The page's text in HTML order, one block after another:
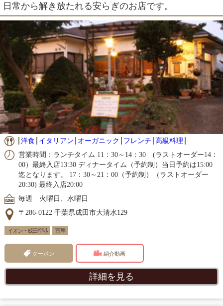
日常から解き放たれる安らぎのお店です。
洋食 イタリアン オーガニック フレンチ 高級料理
営業時間：ランチタイム 11：30～14：30 (ラストオーダー14：
00）最終入店13:30 ディナータイム（予約制）当日予約は15:00
迄となります。 17：30～21：00（予約制）（ラストオーダー
20:30) 最終入店20:00
毎週 火曜日、水曜日
〒286-0122 千葉県成田市大清水129
イオン・成田空港 富里
クーポン 紹介動画
詳細を見る